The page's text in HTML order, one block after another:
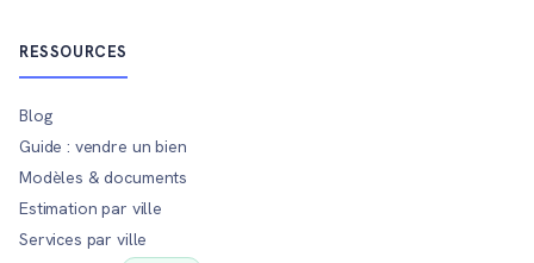
RESSOURCES
Blog
Guide : vendre un bien
Modèles & documents
Estimation par ville
Services par ville